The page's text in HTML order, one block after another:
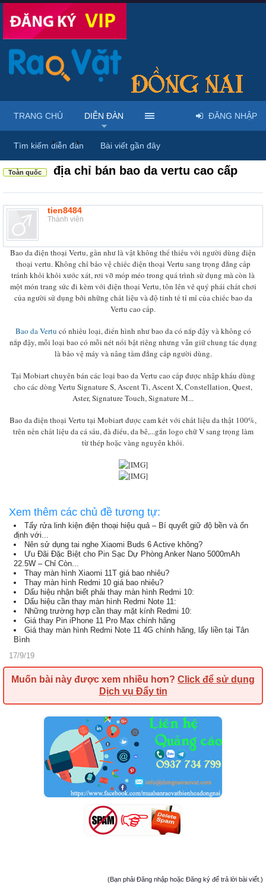
Diễn đàn ... Linh kiện & dịch vụ điện thoại
Toàn quốc địa chỉ bán bao da vertu cao cấp
tien8484
Thành viên
Bao da điện thoại Vertu, gần như là vật không thể thiếu với người dùng điện
thoại vertu. Không chỉ bảo vệ chiếc điện thoại Vertu sang trọng đẳng cấp
tránh khỏi khỏi xước xát, rơi vỡ móp méo trong quá trình sử dụng mà còn là
một món trang sức đi kèm với điện thoại Vertu, tôn lên vẻ quý phái chất chơi
của người sử dụng bởi những chất liệu và độ tinh tế tỉ mỉ của chiếc bao da
Vertu cao cấp.
Bao da Vertu có nhiều loại, điển hình như bao da có nắp đậy và không có
nắp đậy, mỗi loại bao có mỗi nét nổi bật riêng nhưng vẫn giữ chung tác dụng
là bảo vệ máy và nâng tầm đẳng cấp người dùng.
Tại Mobiart chuyên bán các loại bao da Vertu cao cấp được nhập khẩu dùng
cho các dòng Vertu Signature S, Ascent Ti, Ascent X, Constellation, Quest,
Aster, Signature Touch, Signature M...
Bao da điện thoại Vertu tại Mobiart được cam kết với chất liệu da thật 100%,
trên nền chất liệu da cá sấu, đà điểu, da bê,...gắn logo chữ V sang trọng làm
từ thép hoặc vàng nguyên khối.
Xem thêm các chủ đề tương tự:
Tẩy rửa linh kiện điện thoại hiệu quả – Bí quyết giữ độ bền và ổn
định với...
Nên sử dụng tai nghe Xiaomi Buds 6 Active không?
Ưu Đãi Đặc Biệt cho Pin Sạc Dự Phòng Anker Nano 5000mAh
22.5W – Chỉ Còn...
Thay màn hình Xiaomi 11T giá bao nhiêu?
Thay màn hình Redmi 10 giá bao nhiêu?
Dấu hiệu nhận biết phải thay màn hình Redmi 10:
Dấu hiệu cần thay màn hình Redmi Note 11:
Những trường hợp cần thay mặt kính Redmi 10:
Giá thay Pin iPhone 11 Pro Max chính hãng
Giá thay màn hình Redmi Note 11 4G chính hãng, lấy liền tại Tân
Bình
17/9/19
Muốn bài này được xem nhiều hơn? Click để sử dụng
Dịch vụ Đẩy tin
(Bạn phải Đăng nhập hoặc Đăng ký để trả lời bài viết.)
TRANG CHỦ DIỄN ĐÀN
Tìm kiếm diễn đàn Bài viết gần đây
ĐĂNG NHẬP